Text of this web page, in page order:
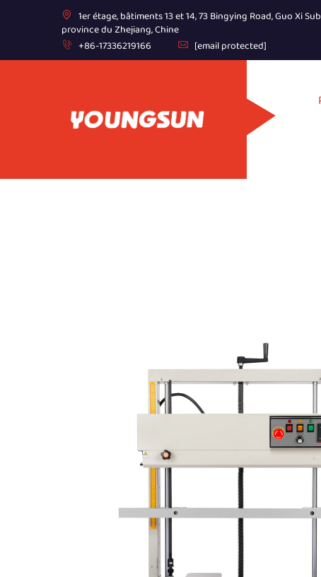
1er étage, bâtiments 13 et 14, 73 Bingying Road, Guo Xi
province du Zhejiang, Chine
+86-17336219166
[email protected]